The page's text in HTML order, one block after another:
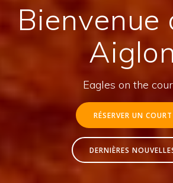
Bienvenue
Eagles on the
RÉSERVER UN COURT
DERNIÈRES